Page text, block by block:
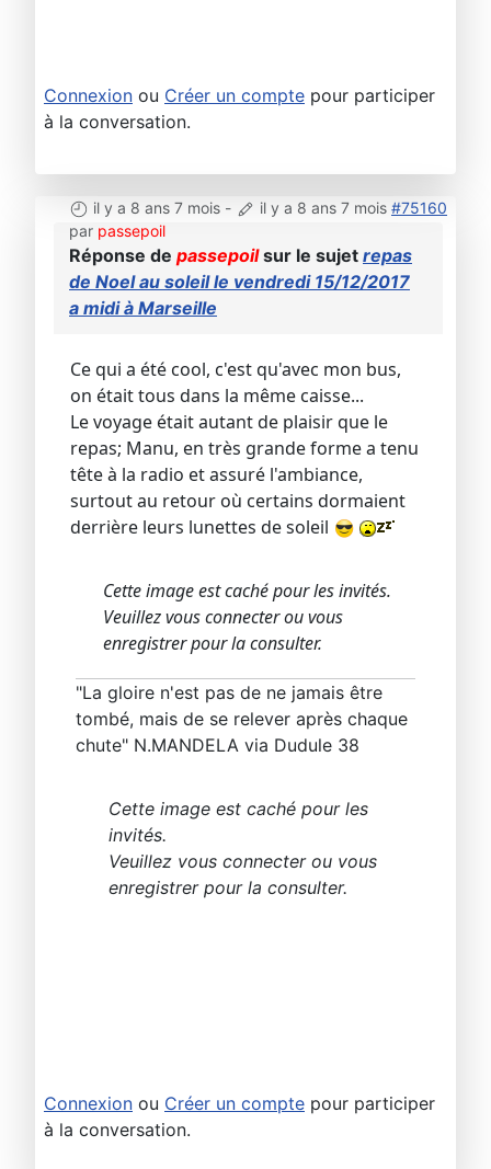
Connexion ou Créer un compte pour participer
à la conversation.
il y a 8 ans 7 mois - il y a 8 ans 7 mois #75160
par passepoil
Réponse de passepoilsur le sujet repas
de Noel au soleil le vendredi 15/12/2017
a midi à Marseille
Ce qui a été cool, c'est qu'avec mon bus,
on était tous dans la même caisse...
Le voyage était autant de plaisir que le
repas; Manu, en très grande forme a tenu
tête à la radio et assuré l'ambiance,
surtout au retour où certains dormaient
derrière leurs lunettes de soleil
Cette image est caché pour les invités.
Veuillez vous connecter ou vous
enregistrer pour la consulter.
"La gloire n'est pas de ne jamais être
tombé, mais de se relever après chaque
chute" N.MANDELA via Dudule 38
Cette image est caché pour les
invités.
Veuillez vous connecter ou vous
enregistrer pour la consulter.
Connexion ou Créer un compte pour participer
à la conversation.